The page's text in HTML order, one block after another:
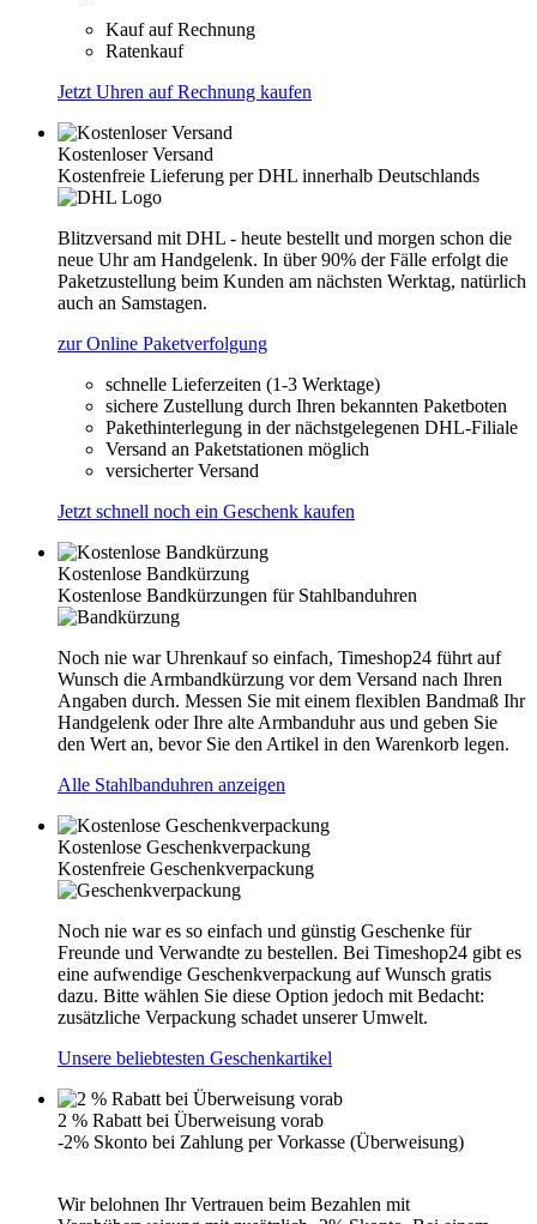
Kauf auf Rechnung
Ratenkauf
Jetzt Uhren auf Rechnung kaufen
Kostenloser Versand
Kostenfreie Lieferung per DHL innerhalb Deutschlands
Blitzversand mit DHL - heute bestellt und morgen schon die
neue Uhr am Handgelenk. In über 90% der Fälle erfolgt die
Paketzustellung beim Kunden am nächsten Werktag, natürlich
auch an Samstagen.
zur Online Paketverfolgung
schnelle Lieferzeiten (1-3 Werktage)
sichere Zustellung durch Ihren bekannten Paketboten
Pakethinterlegung in der nächstgelegenen DHL-Filiale
Versand an Paketstationen möglich
versicherter Versand
Jetzt schnell noch ein Geschenk kaufen
Kostenlose Bandkürzung
Kostenlose Bandkürzungen für Stahlbanduhren
Noch nie war Uhrenkauf so einfach, Timeshop24 führt auf
Wunsch die Armbandkürzung vor dem Versand nach Ihren
Angaben durch. Messen Sie mit einem flexiblen Bandmaß Ihr
Handgelenk oder Ihre alte Armbanduhr aus und geben Sie
den Wert an, bevor Sie den Artikel in den Warenkorb legen.
Alle Stahlbanduhren anzeigen
Kostenlose Geschenkverpackung
Kostenfreie Geschenkverpackung
Noch nie war es so einfach und günstig Geschenke für
Freunde und Verwandte zu bestellen. Bei Timeshop24 gibt es
eine aufwendige Geschenkverpackung auf Wunsch gratis
dazu. Bitte wählen Sie diese Option jedoch mit Bedacht:
zusätzliche Verpackung schadet unserer Umwelt.
Unsere beliebtesten Geschenkartikel
2 % Rabatt bei Überweisung vorab
-2% Skonto bei Zahlung per Vorkasse (Überweisung)
Wir belohnen Ihr Vertrauen beim Bezahlen mit